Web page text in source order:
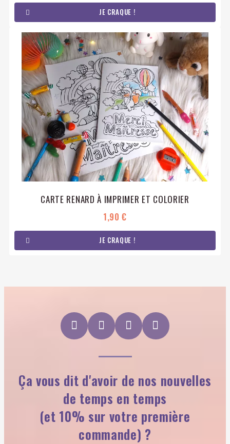
JE CRAQUE !
CARTE RENARD À IMPRIMER ET COLORIER
1,90 €
JE CRAQUE !
Ça vous dit d'avoir de nos nouvelles
de temps en temps
(et 10% sur votre première
commande) ?